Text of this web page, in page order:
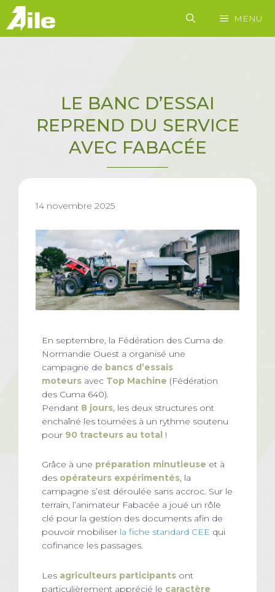
Aller
contenu
MENU
LE BANC D’ESSAI
REPREND DU SERVICE
AVEC FABACÉE
14 novembre 2025
En septembre, la Fédération des Cuma de
Normandie Ouest a organisé une
campagne de bancs d’essais
moteurs avec Top Machine (Fédération
des Cuma 640).
Pendant 8 jours, les deux structures ont
enchaîné les tournées à un rythme soutenu
pour 90 tracteurs au total !
Grâce à une préparation minutieuse et à
des opérateurs expérimentés, la
campagne s’est déroulée sans accroc. Sur le
terrain, l’animateur Fabacée a joué un rôle
clé pour la gestion des documents afin de
pouvoir mobiliser la fiche standard CEE qui
cofinance les passages.
Les agriculteurs participants ont
particulièrement apprécié le caractère